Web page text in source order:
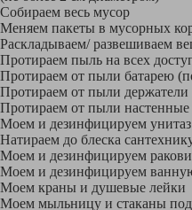
Собираем весь мусор
Меняем пакеты в мусорных
Раскладываем/ развешиваем
Протираем пыль на всех
Протираем от пыли батарею
Протираем от пыли держатели
Протираем от пыли настенные
Моем и дезинфицируем унитаз
Натираем до блеска
Моем и дезинфицируем
Моем и дезинфицируем
Моем краны и душевые лейки
Моем мыльницу и стаканы